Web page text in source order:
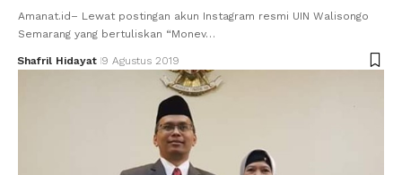
Amanat.id– Lewat postingan akun Instagram resmi UIN Walisongo
Semarang yang bertuliskan “Monev…
Shafril Hidayat 9 Agustus 2019